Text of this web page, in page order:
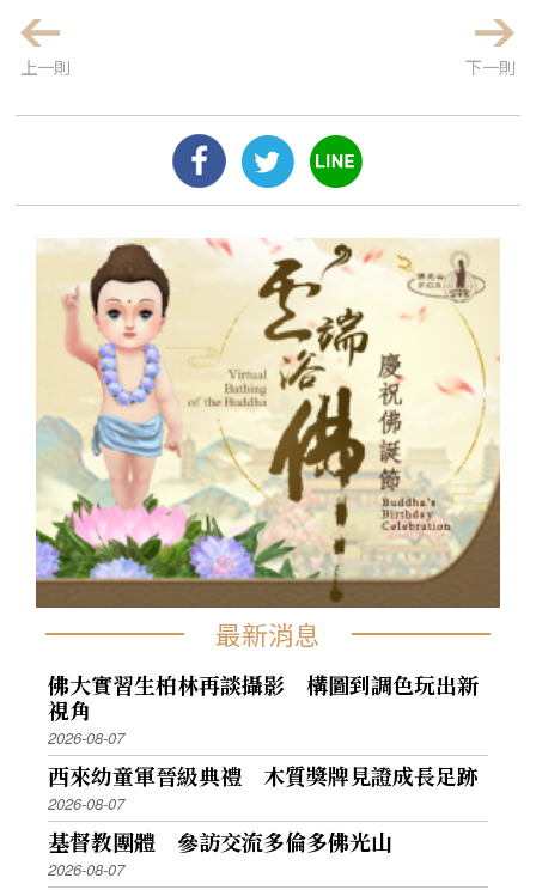
上一則 下一則
最新消息
佛大實習生柏林再談攝影 構圖到調色玩出新
視角
2026-08-07
西來幼童軍晉級典禮 木質獎牌見證成長足跡
2026-08-07
基督教團體 參訪交流多倫多佛光山
2026-08-07